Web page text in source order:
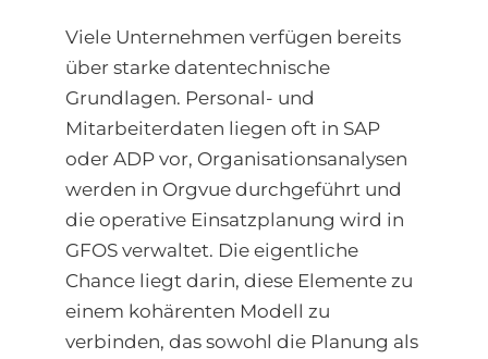
Viele Unternehmen verfügen bereits
über starke datentechnische
Grundlagen. Personal- und
Mitarbeiterdaten liegen oft in SAP
oder ADP vor, Organisationsanalysen
werden in Orgvue durchgeführt und
die operative Einsatzplanung wird in
GFOS verwaltet. Die eigentliche
Chance liegt darin, diese Elemente zu
einem kohärenten Modell zu
verbinden, das sowohl die Planung als